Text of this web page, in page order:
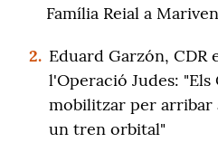
Família Reial a
2. Eduard Garzón, CDR
l'Operació Judes: "Els
mobilitzar per arribar
un tren orbital"